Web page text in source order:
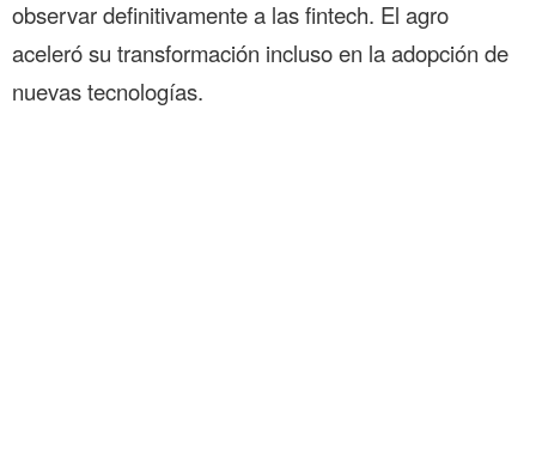
observar definitivamente a las fintech. El agro
aceleró su transformación incluso en la adopción de
nuevas tecnologías.